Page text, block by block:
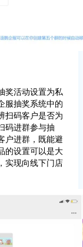
奖活动设置为私
服抽奖系统中的
扫码客户是否为
码进群参与抽
户进群，既能避
的设置可以是大
实现向线下门店